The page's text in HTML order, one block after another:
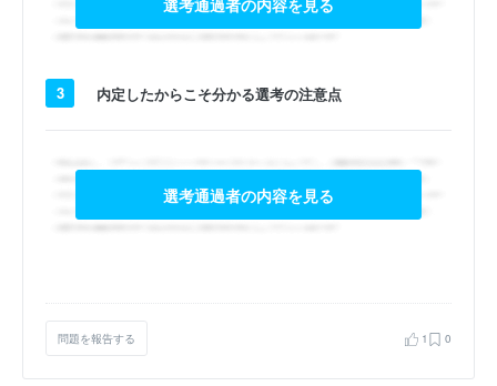
選考通過者の内容を見る
3 内定したからこそ分かる選考の注意点
選考通過者の内容を見る
問題を報告する 1 0